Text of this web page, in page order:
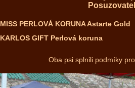
MISS PERLOVÁ KORUNA Astarte Gold
KARLOS GIFT Perlová koruna
Oba psi splnili podmíky